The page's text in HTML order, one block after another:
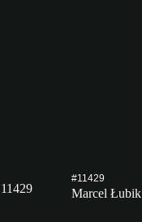
11429
#11429
Marcel Łubik